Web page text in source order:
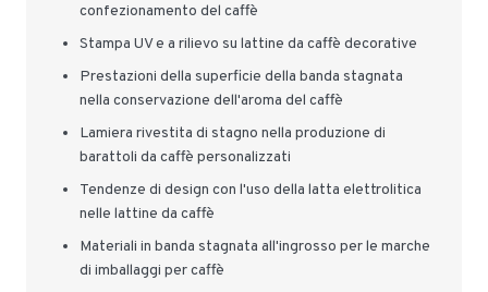
confezionamento del caffè
Stampa UV e a rilievo su lattine da caffè decorative
Prestazioni della superficie della banda stagnata
nella conservazione dell'aroma del caffè
Lamiera rivestita di stagno nella produzione di
barattoli da caffè personalizzati
Tendenze di design con l'uso della latta elettrolitica
nelle lattine da caffè
Materiali in banda stagnata all'ingrosso per le marche
di imballaggi per caffè